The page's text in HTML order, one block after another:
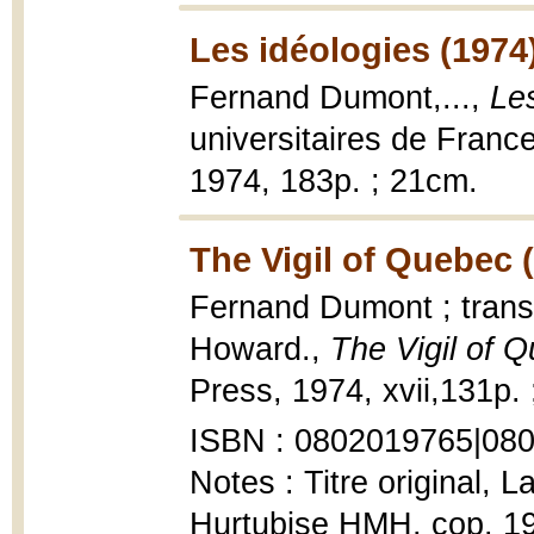
Les idéologies
Fernand Dumont,...,
universitaires de
1974, 183p. ; 21cm.
The Vigil of Quebec
Fernand Dumont ;
Howard., The Vigil of
Press, 1974, xvii,131p.
ISBN :
Notes : Titre original,
Hurtubise HMH, cop.